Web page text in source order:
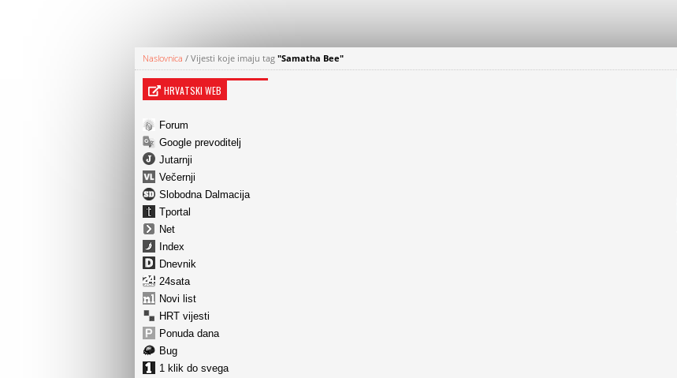
Naslovnica / Vijesti koje imaju tag "Samatha Bee"
HRVATSKI WEB
Forum
Google prevoditelj
Jutarnji
Večernji
Slobodna Dalmacija
Tportal
Net
Index
Dnevnik
24sata
Novi list
HRT vijesti
Ponuda dana
Bug
1 klik do svega